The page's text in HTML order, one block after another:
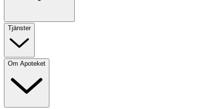
Tjänster
Om Apoteket